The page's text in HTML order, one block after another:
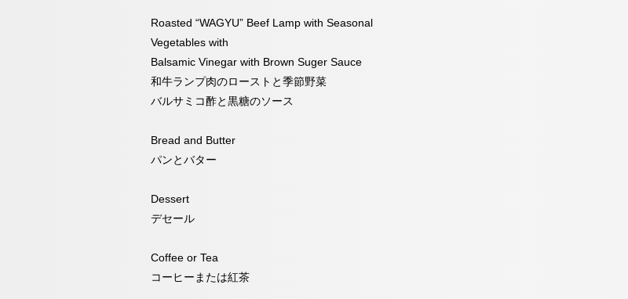
Roasted “WAGYU” Beef Lamp with Seasonal
Vegetables with
Balsamic Vinegar with Brown Suger Sauce
和牛ランプ肉のローストと季節野菜
バルサミコ酢と黒糖のソース
Bread and Butter
パンとバター
Dessert
デセール
Coffee or Tea
コーヒーまたは紅茶